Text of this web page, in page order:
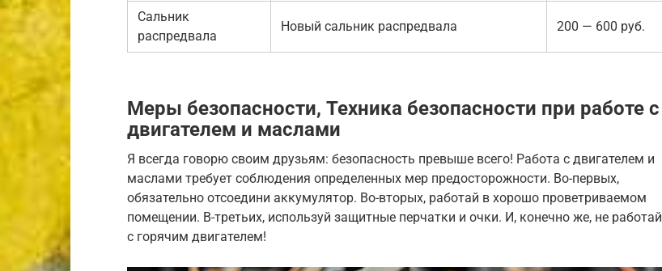
Сальник
распредвала
Новый сальник распредвала 200 — 600 руб.
Меры безопасности, Техника безопасности при работе с
двигателем и маслами
Я всегда говорю своим друзьям: безопасность превыше всего! Работа с двигателем и
маслами требует соблюдения определенных мер предосторожности. Во-первых,
обязательно отсоедини аккумулятор. Во-вторых, работай в хорошо проветриваемом
помещении. В-третьих, используй защитные перчатки и очки. И, конечно же, не работай
с горячим двигателем!